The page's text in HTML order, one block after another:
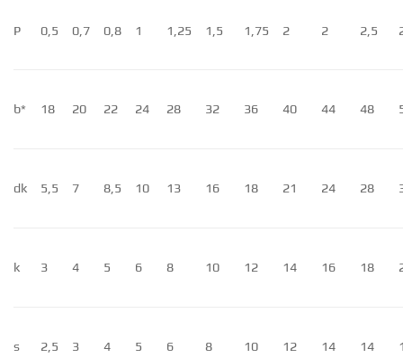
P 0,5 0,7 0,8 1 1,25 1,5 1,75 2 2 2,5
b* 18 20 22 24 28 32 36 40 44 48
dk 5,5 7 8,5 10 13 16 18 21 24 28
k 3 4 5 6 8 10 12 14 16 18
s 2,5 3 4 5 6 8 10 12 14 14